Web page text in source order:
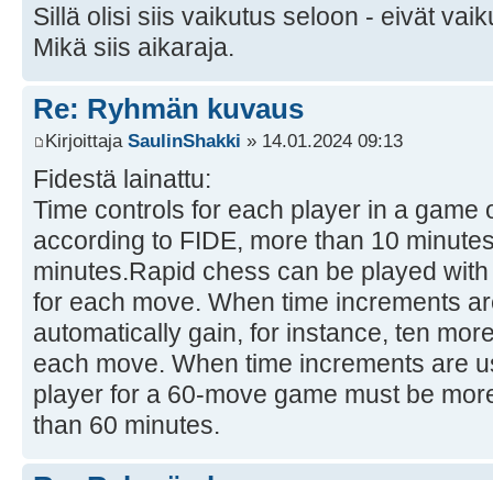
Sillä olisi siis vaikutus seloon - eivät
Mikä siis aikaraja.
Re: Ryhmän kuvaus
Kirjoittaja SaulinShakki » 14.01.2024 09:13
Fidestä lainattu:
Time controls for each player in a game
according to FIDE, more than 10
minutes.Rapid chess can be played
for each move. When time increments
automatically gain, for instance, ten
each move. When time increments are
player for a 60-move game must be
than 60 minutes.